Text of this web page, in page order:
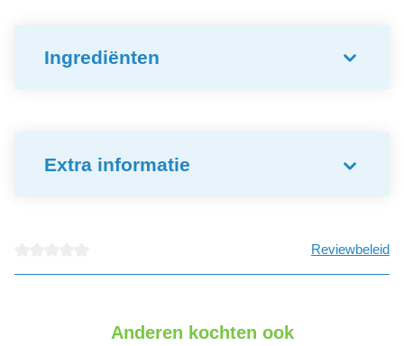
Ingrediënten
Extra informatie
Reviewbeleid
Anderen kochten ook